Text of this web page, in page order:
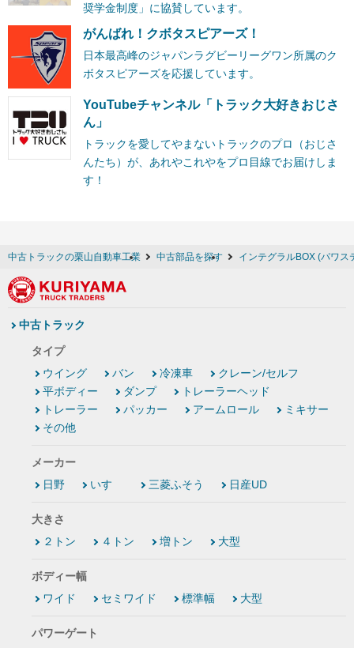
奨学金制度」に協賛しています。
がんばれ！クボタスピアーズ！
日本最高峰のジャパンラグビーリーグワン所属のク
ボタスピアーズを応援しています。
YouTubeチャンネル「トラック大好きおじさ
ん」
トラックを愛してやまないトラックのプロ（おじさ
んたち）が、あれやこれやをプロ目線でお届けしま
す！
中古トラックの栗山自動車工業 中古部品を探す インテグラルBOX (パワ
中古トラック
タイプ
ウイング
バン 冷凍車
クレーン/セルフ
平ボディー
ダンプ
トレーラーヘッド
トレーラー
パッカー アームロール
ミキサー
その他
メーカー
日野
いすゞ 三菱ふそう 日産UD
大きさ
２トン
４トン 増トン 大型
ボディー幅
ワイド
セミワイド 標準幅 大型
パワーゲート